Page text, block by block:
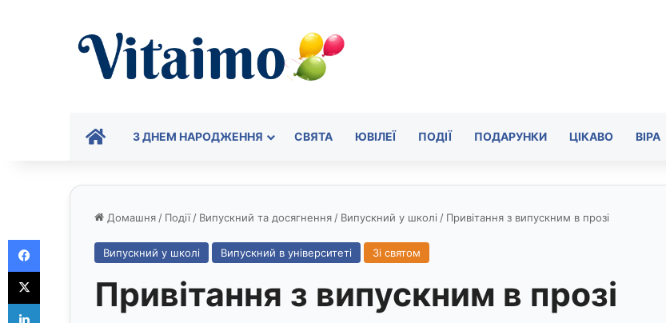
ГОЛОВНАЗ ДНЕМ НАРОДЖЕННЯ СВЯТА ЮВІЛЕЇ ПОДІЇ ПОДАРУНКИ ЦІКАВО ВІРА
Домашня / Події / Випускний та досягнення / Випускний у школі / Привітання з випускним в прозі
Випускний у школі Випускний в університеті Зі святом
Привітання з випускним в прозі
Facebook
X
LinkedIn